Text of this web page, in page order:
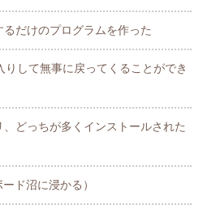
だけのプログラムを作った
りして無事に戻ってくることができ
どっちが多くインストールされた
ド沼に浸かる）